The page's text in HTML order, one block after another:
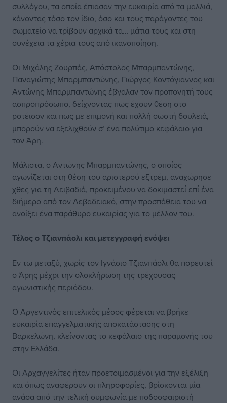
συλλόγου, τα οποία έπιασαν την ευκαιρία από τα μαλλιά,
κάνοντας τόσο τον ίδιο, όσο και τους παράγοντες του
σωματείο να τρίβουν αρχικά τα… μάτια τους και στη
συνέχεια τα χέρια τους από ικανοποίηση.
Οι Μιχάλης Ζουρπάς, Απόστολος Μπαρμπαντώνης,
Παναγιώτης Μπαρμπαντώνης, Γιώργος Κοντόγιαννος και
Αντώνης Μπαρμπαντώνης έβγαλαν τον προπονητή τους
ασπροπρόσωπο, δείχνοντας πως έχουν θέση στο
ροτέισον και πως με επιμονή και πολλή σωστή δουλειά,
μπορούν να εξελιχθούν σ’ ένα πολύτιμο κεφάλαιο για
τον Άρη.
Μάλιστα, ο Αντώνης Μπαρμπαντώνης, ο οποίος
αγωνίζεται στη θέση του αριστερού εξτρέμ, αναχώρησε
χθες για τη Λειβαδιά, προκειμένου να δοκιμαστεί επί ένα
διήμερο από τον Λεβαδειακό, στην προσπάθεια του να
ανοίξει ένα παράθυρο ευκαιρίας για το μέλλον του.
Τέλος ο Τζιανπάολι και μετεγγραφή ενόψει
Εν τω μεταξύ, χωρίς τον Ιγνάσιο Τζιανπάολι θα πορευτεί
ο Άρης μέχρι την ολοκλήρωση της τρέχουσας
αγωνιστικής περιόδου.
Ο Αργεντινός επιτελικός μέσος φέρεται να βρήκε
ευκαιρία επαγγελματικής αποκατάστασης στη
Βαρκελώνη, κλείνοντας το κεφάλαιο της παραμονής του
στην Ελλάδα.
Οι Αρχαγγελίτες ήταν προετοιμασμένοι για την εξέλιξη
και όπως αναφέρουν οι πληροφορίες, βρίσκονται μία
ανάσα από την τελική συμφωνία με ποδοσφαιριστή